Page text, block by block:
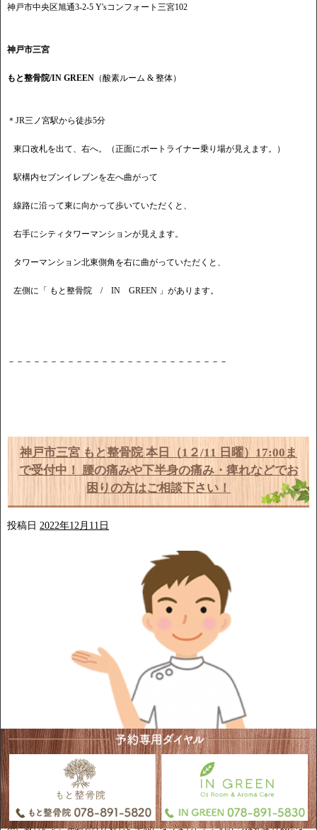
神戸市中央区旭通3-2-5 Y'sコンフォート三宮102
神戸市三宮
もと整骨院/IN GREEN （酸素ルーム & 整体）
＊JR三ノ宮駅から徒歩5分
東口改札を出て、右へ。（正面にポートライナー乗り場が見えます。）
駅構内セブンイレブンを左へ曲がって
線路に沿って東に向かって歩いていただくと、
右手にシティタワーマンションが見えます。
タワーマンション北東側角を右に曲がっていただくと、
左側に「 もと整骨院 / IN GREEN 」があります。
－－－－－－－－－－－－－－－－－－－－－－－－－－
神戸市三宮 もと整骨院 本日（1２/11 日曜）17:00ま
で受付中！ 腰の痛みや下半身の痛み・痺れなどでお
困りの方はご相談下さい！
投稿日 2022年12月11日
こんにちは！神戸市三宮 もと整骨院です。
今日は晴れて清々しい三宮です。
寒さ厳しい冬。体調管理が難しい季節となりました。これからは乾燥も気にな